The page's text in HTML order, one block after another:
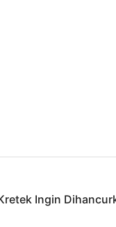
Ingin